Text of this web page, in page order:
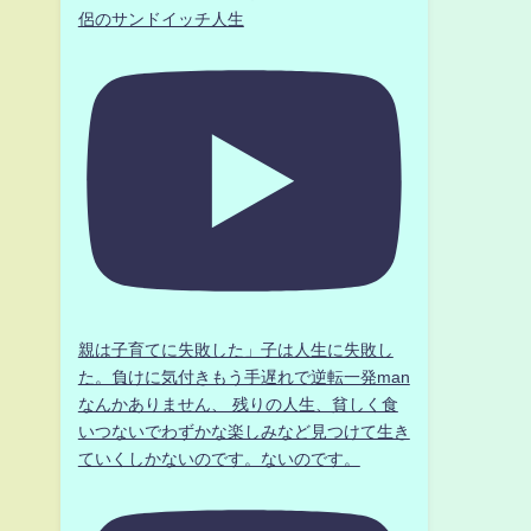
侶のサンドイッチ人生
親は子育てに失敗した」子は人生に失敗し
た。負けに気付きもう手遅れで逆転一発man
なんかありません、 残りの人生、貧しく食
いつないでわずかな楽しみなど見つけて生き
ていくしかないのです。ないのです。